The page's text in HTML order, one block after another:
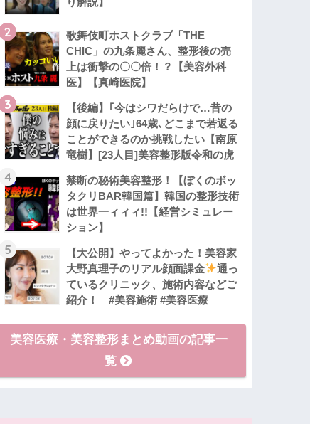
2
歌舞伎町ホストクラブ「THE
CHIC」の九条麗さん、整形後の売
上は衝撃の〇〇倍！？【美容外科
医】【真崎医院】
3
【後編】｢今はシワだらけで…昔の
顔に戻りたい｣64歳､どこまで若返る
ことができるのか挑戦したい【南原
竜樹】[23人目]美容整形版令和の虎
4
禁断の秘術美容整形！【ぼくのボッ
タクリBAR韓国篇】韓国の整形技術
は世界一ィィィ!!【経営シミュレー
ション】
5
【大公開】やってよかった！美容家
大野真理子のリアル顔面課金
通っ
ているクリニック、施術内容などご
紹介！ #美容施術 #美容医療
美容医療・美容整形まとめ動画の記事一
覧